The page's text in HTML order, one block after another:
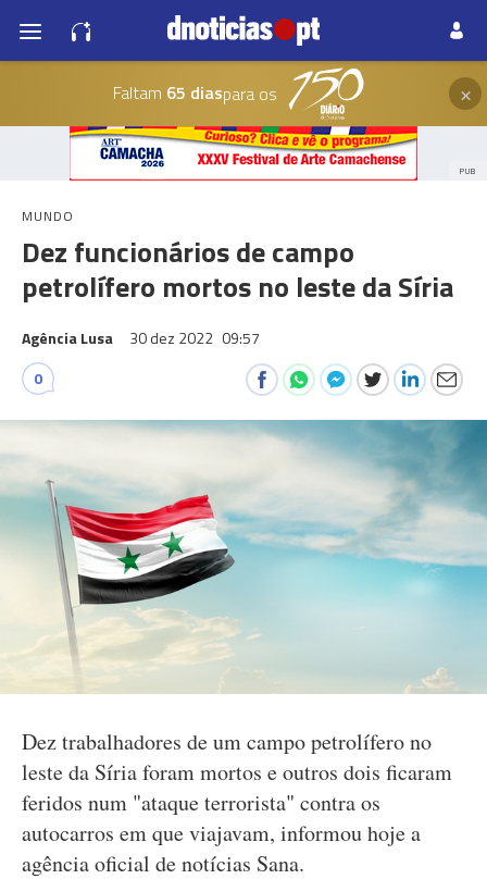
Faltam 65 diaspara os ×
PUB
MUNDO
Dez funcionários de campo
petrolífero mortos no leste da Síria
Agência Lusa 30 dez 2022 09:57
0
Dez trabalhadores de um campo petrolífero no
leste da Síria foram mortos e outros dois ficaram
feridos num "ataque terrorista" contra os
autocarros em que viajavam, informou hoje a
agência oficial de notícias Sana.